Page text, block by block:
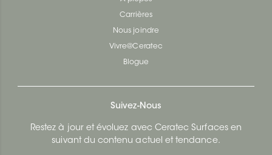
Carrières
Nous joindre
Vivre@Ceratec
Blogue
Suivez-Nous
Restez à jour et évoluez avec Ceratec Surfaces en
suivant du contenu actuel et tendance.